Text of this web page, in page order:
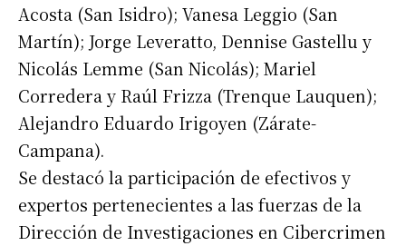
Acosta (San Isidro); Vanesa Leggio (San
Martín); Jorge Leveratto, Dennise Gastellu y
Nicolás Lemme (San Nicolás); Mariel
Corredera y Raúl Frizza (Trenque Lauquen);
Alejandro Eduardo Irigoyen (Zárate-
Campana).
Se destacó la participación de efectivos y
expertos pertenecientes a las fuerzas de la
Dirección de Investigaciones en Cibercrimen